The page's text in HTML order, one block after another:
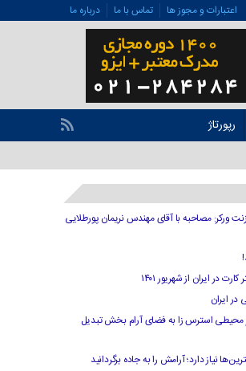
اعتبارات و مجوز ها تماس با ما درباره ما
رپورتاژ
ورکر: مصاحبه با آقای مهندس نریمان پورطلایی
در ایران از شهریور ۱۴۰۱
ایران
محیطی استرس زا به فضای آرام بخش تبدیل
نیاز دارد؛ آرامش را به جاده برگردانید